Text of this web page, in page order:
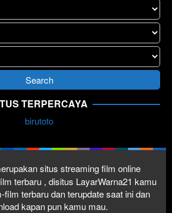
TERPERCAYA
birutoto
situs streaming film online
terbaru , disitus LayarWarna21 kamu
terbaru dan terupdate saat ini dan
kapan pun kamu mau.